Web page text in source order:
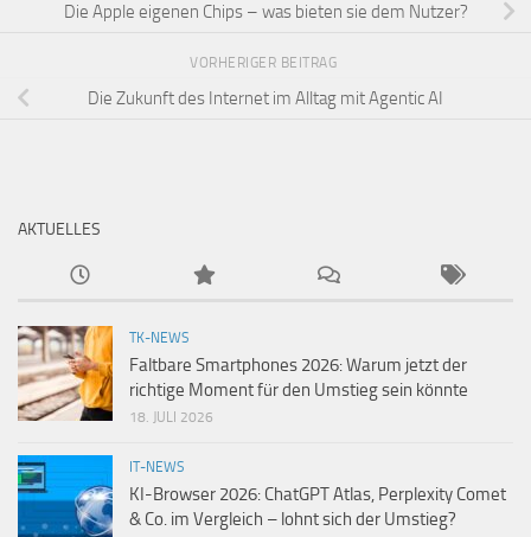
Die Apple eigenen Chips – was bieten sie dem Nutzer?
VORHERIGER BEITRAG
Die Zukunft des Internet im Alltag mit Agentic AI
AKTUELLES
TK-NEWS
Faltbare Smartphones 2026: Warum jetzt der
richtige Moment für den Umstieg sein könnte
18. JULI 2026
IT-NEWS
KI-Browser 2026: ChatGPT Atlas, Perplexity Comet
& Co. im Vergleich – lohnt sich der Umstieg?